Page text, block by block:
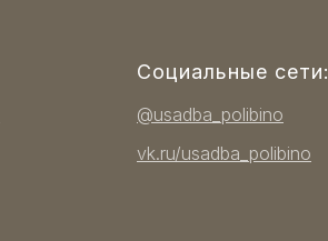
Социальные сети:
@usadba_polibino
vk.ru/usadba_polibino